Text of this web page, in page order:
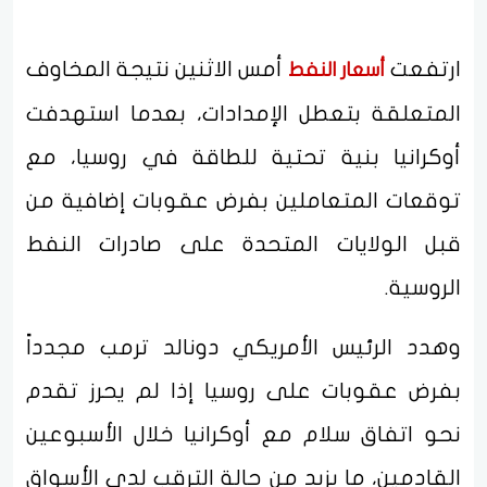
ارتفعت أسعار النفط أمس الاثنين نتيجة المخاوف
المتعلقة بتعطل الإمدادات، بعدما استهدفت
أوكرانيا بنية تحتية للطاقة في روسيا، مع
توقعات المتعاملين بفرض عقوبات إضافية من
قبل الولايات المتحدة على صادرات النفط
الروسية.
وهدد الرئيس الأمريكي دونالد ترمب مجدداً
بفرض عقوبات على روسيا إذا لم يحرز تقدم
نحو اتفاق سلام مع أوكرانيا خلال الأسبوعين
القادمين، ما يزيد من حالة الترقب لدى الأسواق